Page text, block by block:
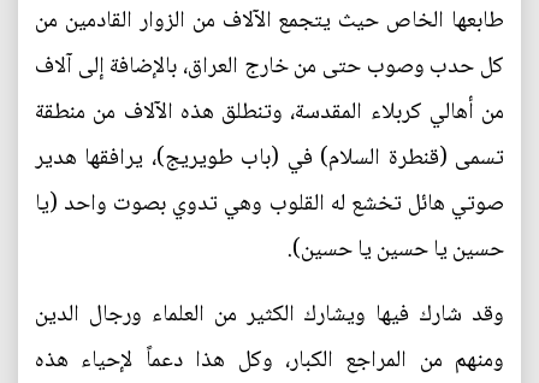
طابعها الخاص حيث يتجمع الآلاف من الزوار القادمين من
كل حدب وصوب حتى من خارج العراق، بالإضافة إلى آلاف
من أهالي كربلاء المقدسة، وتنطلق هذه الآلاف من منطقة
تسمى (قنطرة السلام) في (باب طويريج)، يرافقها هدير
صوتي هائل تخشع له القلوب وهي تدوي بصوت واحد (يا
حسين يا حسين يا حسين).
وقد شارك فيها ويشارك الكثير من العلماء ورجال الدين
ومنهم من المراجع الكبار، وكل هذا دعماً لإحياء هذه